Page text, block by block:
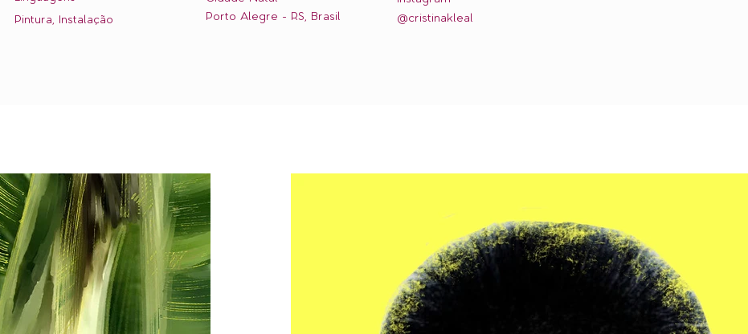
Pintura, Instalação
Porto Alegre - RS, Brasil
@cristinakleal